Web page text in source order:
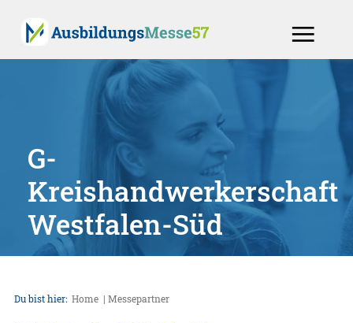
G-
Kreishandwerkerschaft
Westfalen-Süd
Du bist hier: Home Messepartner